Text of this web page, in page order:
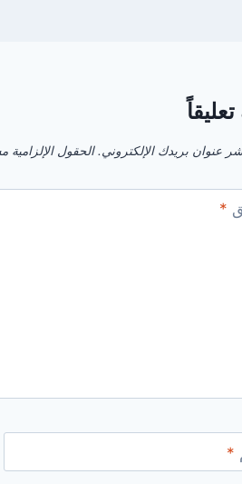
عنوان بريدك الإلكتروني. الحقول الإلزامية
*
*